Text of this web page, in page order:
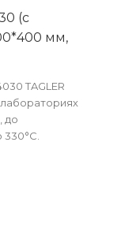
(с
мм,
TAGLER
до